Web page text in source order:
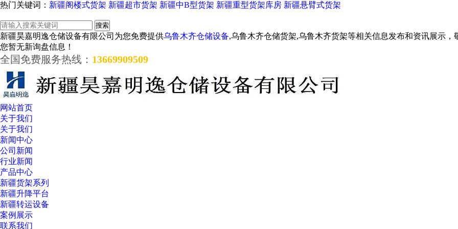
热门关键词： 新疆阁楼式货架 新疆超市货架 新疆中B型货架 新疆重型货架库房 新疆悬臂式货架
新疆昊嘉明逸仓储设备有限公司为您免费提供乌鲁木齐仓储设备,乌鲁木齐仓储货架,乌鲁木齐货架等相关信息发布和资讯展示，
您暂无新询盘信息！
全国免费服务热线： 13669909509
网站首页
关于我们
关于我们
新闻中心
公司新闻
行业新闻
产品中心
新疆货架系列
新疆升降平台
新疆转运设备
案例展示
联系我们